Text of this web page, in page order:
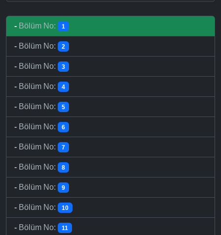
- Bölüm No: 1
- Bölüm No: 2
- Bölüm No: 3
- Bölüm No: 4
- Bölüm No: 5
- Bölüm No: 6
- Bölüm No: 7
- Bölüm No: 8
- Bölüm No: 9
- Bölüm No: 10
- Bölüm No: 11